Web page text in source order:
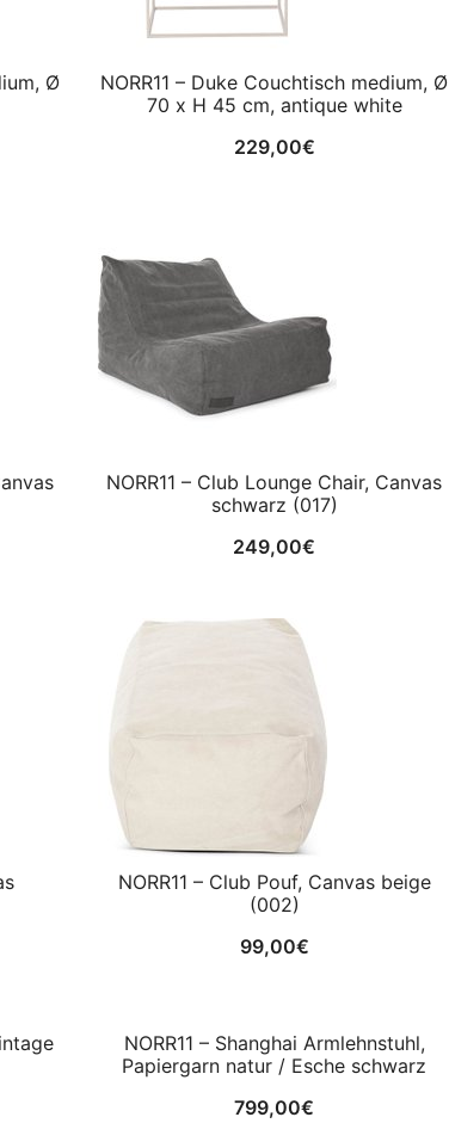
Ø
NORR11 – Duke Couchtisch medium, Ø
70 x H 45 cm, antique white
229,00€
NORR11 – Club Lounge Chair, Canvas
schwarz (017)
249,00€
NORR11 – Club Pouf, Canvas beige
(002)
99,00€
NORR11 – Shanghai Armlehnstuhl,
Papiergarn natur / Esche schwarz
799,00€